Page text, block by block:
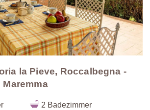
la Pieve, Roccalbegna -
2 Badezimmer